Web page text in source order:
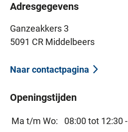
Adresgegevens
Ganzeakkers 3
5091 CR Middelbeers
Naar contactpagina
Openingstijden
Ma t/m Wo: 08:00 tot 12:30 -